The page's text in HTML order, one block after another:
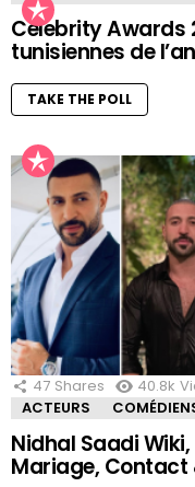
Celebrity Awards
tunisiennes de
TAKE THE POLL
47 Shares 40.8k
ACTEURS
Nidhal Saadi
Mariage,